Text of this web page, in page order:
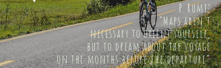
P. Rumiz
“Maps aren't
necessary to orient yourself,
but to dream about the voyage
on the months before the departure”